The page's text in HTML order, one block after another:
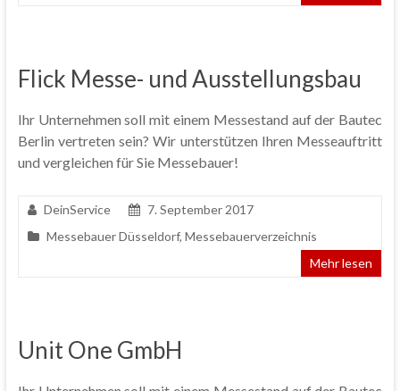
Flick Messe- und Ausstellungsbau
Ihr Unternehmen soll mit einem Messestand auf der Bautec
Berlin vertreten sein? Wir unterstützen Ihren Messeauftritt
und vergleichen für Sie Messebauer!
DeinService
7. September 2017
Messebauer Düsseldorf, Messebauerverzeichnis
Mehr lesen
Unit One GmbH